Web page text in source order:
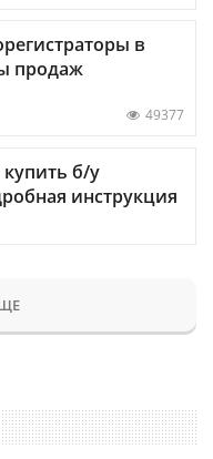
в
продаж
49377
купить б/у
инструкция